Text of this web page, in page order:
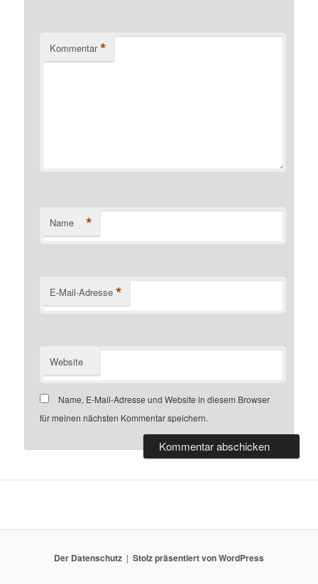
Kommentar *
Name *
E-Mail-Adresse *
Website
Name, E-Mail-Adresse und Website in diesem Browser
für meinen nächsten Kommentar speichern.
Der Datenschutz Stolz präsentiert von WordPress